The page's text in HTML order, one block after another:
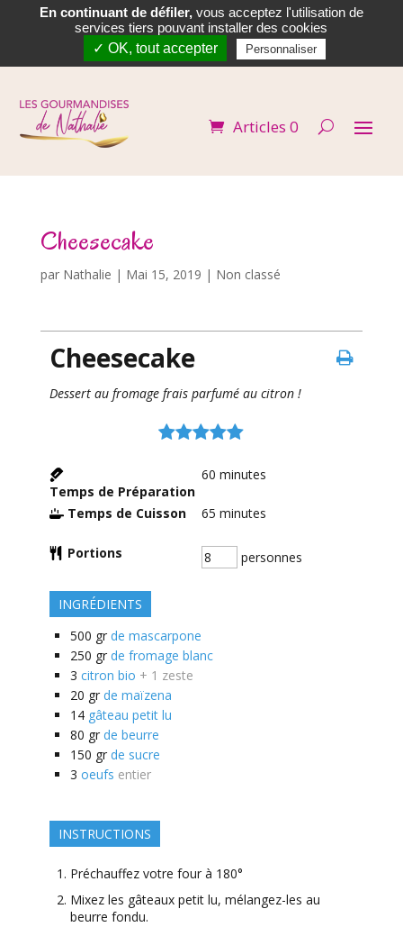
 
Articles 0
Cheesecake
par Nathalie | Mai 15, 2019 | Non classé
Cheesecake
Dessert au fromage frais parfumé au citron !
Temps de Préparation
60 minutes
Temps de Cuisson 65 minutes
Portions personnes
INGRÉDIENTS
500 gr de mascarpone
250 gr de fromage blanc
3 citron bio + 1 zeste
20 gr de maïzena
14 gâteau petit lu
80 gr de beurre
150 gr de sucre
3 oeufs entier
INSTRUCTIONS
Préchauffez votre four à 180°
Mixez les gâteaux petit lu, mélangez-les au
beurre fondu.
En continuant de défiler,vous acceptez l'utilisation de
services tiers pouvant installer des cookies
✓ OK, tout accepter
Personnaliser